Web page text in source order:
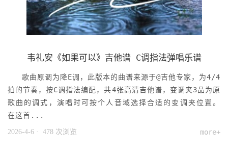
韦礼安《如果可以》吉他谱 C调指法弹唱乐谱
歌曲原调为降E调，此版本的曲谱来源于@吉他专家，为4/4
拍的节奏，按C调指法编配，共4张高清吉他谱，变调夹3品为原
歌曲的调式，演唱时可按个人音域选择合适的变调夹位置。
在这首...
2026-4-6 · 478 次浏览 more+